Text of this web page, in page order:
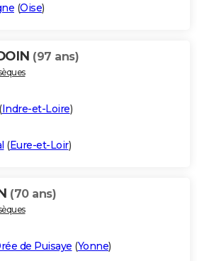
(Oise)
(97 ans)
(Indre-et-Loire)
(Eure-et-Loir)
(70 ans)
de Puisaye (Yonne)